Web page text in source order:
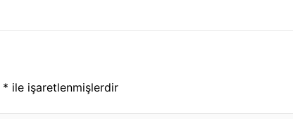
* ile işaretlenmişlerdir